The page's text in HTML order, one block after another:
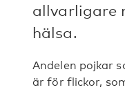
allvarligare
hälsa.
Andelen pojkar
är för flickor,